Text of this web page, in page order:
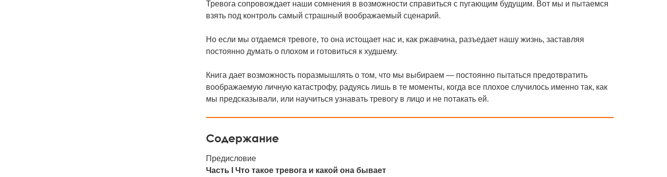
Тревога сопровождает наши сомнения в возможности справиться с пугающим будущим. Вот мы и пытаемся
взять под контроль самый страшный воображаемый сценарий.
Но если мы отдаемся тревоге, то она истощает нас и, как ржавчина, разъедает нашу жизнь, заставляя
постоянно думать о плохом и готовиться к худшему.
Книга дает возможность поразмышлять о том, что мы выбираем — постоянно пытаться предотвратить
воображаемую личную катастрофу, радуясь лишь в те моменты, когда все плохое случилось именно так, как
мы предсказывали, или научиться узнавать тревогу в лицо и не потакать ей.
Содержание
Предисловие
Часть I Что такое тревога и какой она бывает